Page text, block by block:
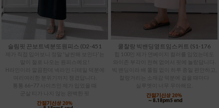
슬림핏 끈보트넥분또원피스 (D2-451
말이 절로 나오는 원피스예요!
H라인이라 깔끔한데 넥라인 디테일 덕분에
통통 66~77 사이즈인 제가 입었을 때
군살 티가 나지 않는 완벽한 핏
쿨찰랑 빅밴딩옆트임스커트 (S1-176
힙 100인 제가 연베이지 컬러를 입었는데도
와이존 부각이 전혀 없어서 핏에 놀랐답니다.
빅 밴딩이라 배 쫄림 없이 하루 종일 편안하고,
찰랑거리는 소재감 덕분에 걸을 때마다
실루엣이 너무 우아해요.